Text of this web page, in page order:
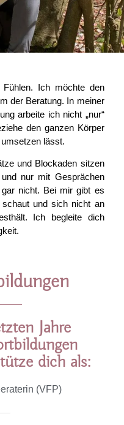
Ich möchte den
der Beratung. In meiner
arbeite ich nicht „nur“
den ganzen Körper
lässt.
und Blockaden sitzen
nur mit Gesprächen
nicht. Bei mir gibt es
und sich nicht an
Ich begleite dich
Jahre
dich als:
(VFP)